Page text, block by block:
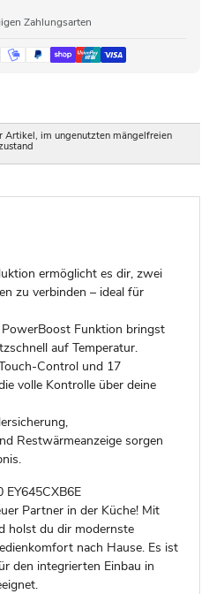
Zahlungsarten
Artikel, im ungenutzten mängelfreien
ermöglicht es dir, zwei
zu verbinden – ideal für
Funktion bringst
auf Temperatur.
Control und 17
volle Kontrolle über deine
Restwärmeanzeige sorgen
EY645CXB6E
Partner in der Küche! Mit
holst du dir modernste
nach Hause. Es ist
den integrierten Einbau in